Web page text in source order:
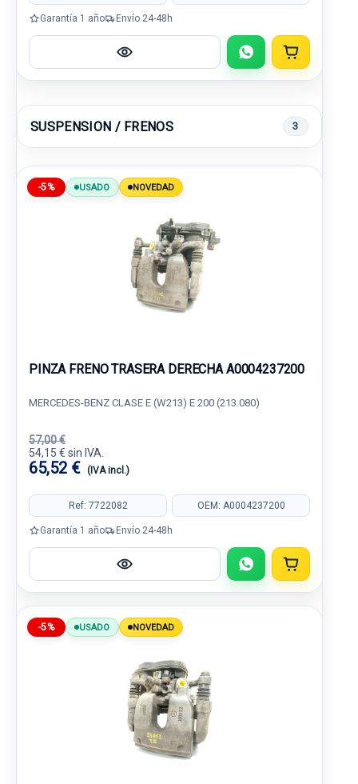
Garantía 1 año Envío 24-48h
SUSPENSION / FRENOS 3
-5% USADO NOVEDAD
PINZA FRENO TRASERA DERECHA A0004237200
MERCEDES-BENZ CLASE E (W213) E 200 (213.080)
57,00 €
54,15 € sin IVA.
65,52 € (IVA incl.)
Ref: 7722082 OEM: A0004237200
Garantía 1 año Envío 24-48h
-5% USADO NOVEDAD